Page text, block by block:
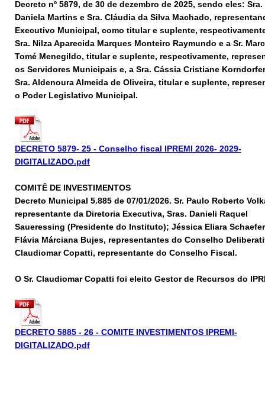
Decreto nº 5879, de 30 de dezembro de 2025, sendo eles: Sra.
Daniela Martins e Sra. Cláudia da Silva Machado,
Executivo Municipal, como titular e suplente,
Sra. Nilza Aparecida Marques Monteiro Raymundo e a Sr.
Tomé Menegildo, titular e suplente, respectivamente,
os Servidores Municipais e, a Sra. Cássia Cristiane
Sra. Aldenoura Almeida de Oliveira, titular e suplente,
o Poder Legislativo Municipal.
DECRETO 5879- 25 - Conselho fiscal IPREMI 2026- 2029-
DIGITALIZADO.pdf
COMITÊ DE INVESTIMENTOS
Decreto Municipal 5.885 de 07/01/2026. Sr. Paulo Roberto
representante da Diretoria Executiva, Sras. Danieli Raquel
Saueressing (Presidente do Instituto); Jéssica Eliara
Flávia Márciana Bujes, representantes do Conselho
Claudiomar Copatti, representante do Conselho Fiscal.
O Sr. Claudiomar Copatti foi eleito Gestor de Recursos do
DECRETO 5885 - 26 - COMITE INVESTIMENTOS IPREMI-
DIGITALIZADO.pdf